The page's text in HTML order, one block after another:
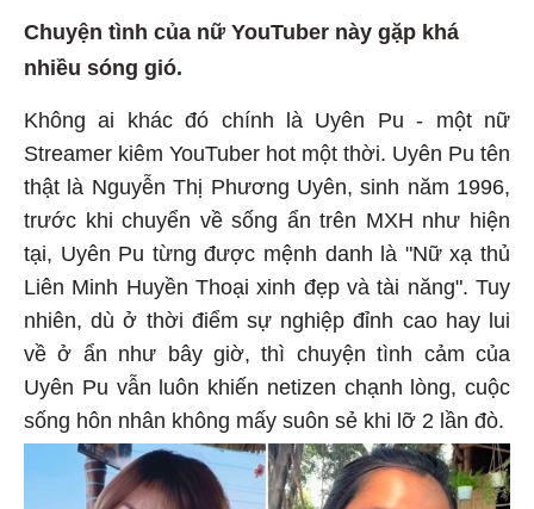
Chuyện tình của nữ YouTuber này gặp khá
nhiều sóng gió.
Không ai khác đó chính là Uyên Pu - một nữ
Streamer kiêm YouTuber hot một thời. Uyên Pu tên
thật là Nguyễn Thị Phương Uyên, sinh năm 1996,
trước khi chuyển về sống ẩn trên MXH như hiện
tại, Uyên Pu từng được mệnh danh là "Nữ xạ thủ
Liên Minh Huyền Thoại xinh đẹp và tài năng". Tuy
nhiên, dù ở thời điểm sự nghiệp đỉnh cao hay lui
về ở ẩn như bây giờ, thì chuyện tình cảm của
Uyên Pu vẫn luôn khiến netizen chạnh lòng, cuộc
sống hôn nhân không mấy suôn sẻ khi lỡ 2 lần đò.